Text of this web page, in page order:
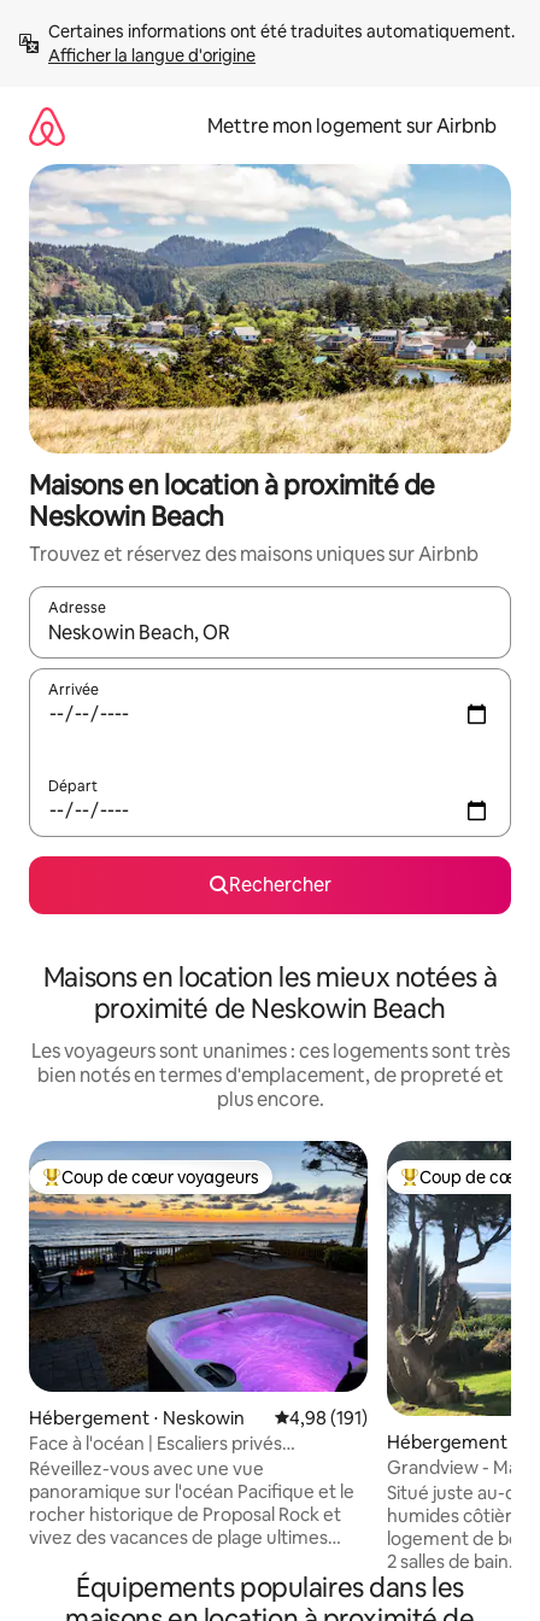
directement
Afficher la langue d'origine
Mettre mon logement sur Airbnb
Maisons en location à proximité de
Neskowin Beach
Trouvez et réservez des maisons uniques sur Airbnb
Adresse
Lorsque les résultats s'affichent, utilisez les flèches vers le
Arrivée
Départ
Rechercher
Maisons en location les mieux notées à
proximité de Neskowin Beach
Les voyageurs sont unanimes : ces logements sont très
bien notés en termes d'emplacement, de propreté et
plus encore.
Coups de cœur voyageurs les plus appréciés
Coup de cœur voyageurs
Hébergement ⋅ Neskowin Évaluation moyenne sur la
4,98 (191)
Face à l'océan | Escaliers privés
rares + vue + jacuzzi
Réveillez-vous avec une vue
panoramique sur l'océan Pacifique et le
rocher historique de Proposal Rock et
vivez des vacances de plage ultimes
mer à Neskowin, dans l'Oregon. Sortez
par la porte arrière pour un accès direct
Coups de cœur
Coup de cœur
Hébergement ⋅
Grandview -
sur l'océan
Situé juste au-
humides
logement de bon
2 salles de bain.
confortable avec
côte. Cuisine
Équipements populaires dans les